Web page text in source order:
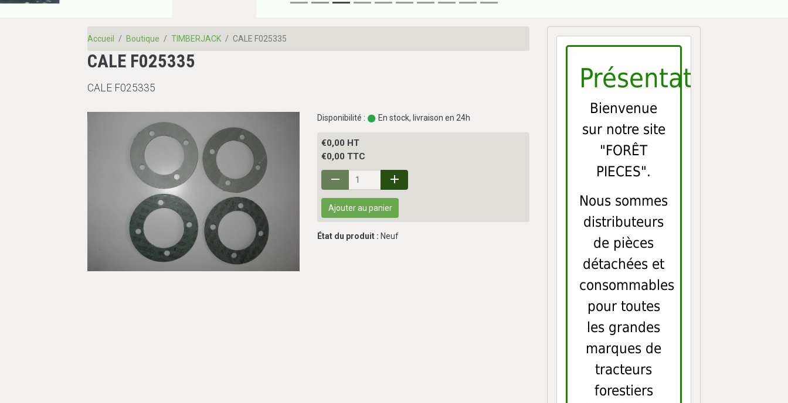
Accueil Boutique TIMBERJACK CALE F025335
CALE F025335
CALE F025335
Disponibilité : En stock, livraison en 24h
€0,00 HT
€0,00 TTC
Ajouter au panier
État du produit : Neuf
Présentation
Bienvenue
sur notre site
"FORÊT
PIECES".
Nous sommes
distributeurs
de pièces
détachées et
consommables
pour toutes
les grandes
marques de
tracteurs
forestiers